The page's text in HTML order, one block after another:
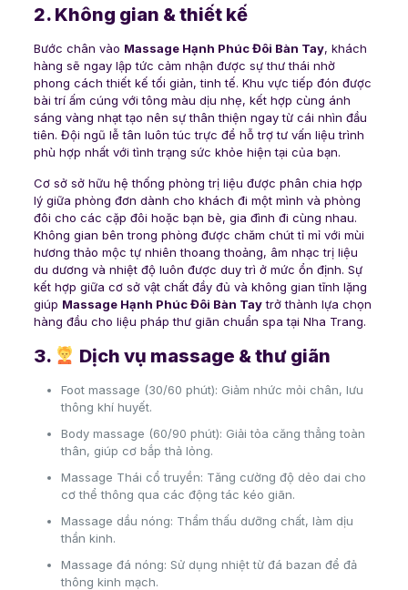
2. Không gian & thiết kế
Bước chân vào Massage Hạnh Phúc Đôi Bàn Tay, khách
hàng sẽ ngay lập tức cảm nhận được sự thư thái nhờ
phong cách thiết kế tối giản, tinh tế. Khu vực tiếp đón được
bài trí ấm cúng với tông màu dịu nhẹ, kết hợp cùng ánh
sáng vàng nhạt tạo nên sự thân thiện ngay từ cái nhìn đầu
tiên. Đội ngũ lễ tân luôn túc trực để hỗ trợ tư vấn liệu trình
phù hợp nhất với tình trạng sức khỏe hiện tại của bạn.
Cơ sở sở hữu hệ thống phòng trị liệu được phân chia hợp
lý giữa phòng đơn dành cho khách đi một mình và phòng
đôi cho các cặp đôi hoặc bạn bè, gia đình đi cùng nhau.
Không gian bên trong phòng được chăm chút tỉ mỉ với mùi
hương thảo mộc tự nhiên thoang thoảng, âm nhạc trị liệu
du dương và nhiệt độ luôn được duy trì ở mức ổn định. Sự
kết hợp giữa cơ sở vật chất đầy đủ và không gian tĩnh lặng
giúp Massage Hạnh Phúc Đôi Bàn Taytrở thành lựa chọn
hàng đầu cho liệu pháp thư giãn chuẩn spa tại Nha Trang.
3. Dịch vụ massage & thư giãn
Foot massage (30/60 phút): Giảm nhức mỏi chân, lưu
thông khí huyết.
Body massage (60/90 phút): Giải tỏa căng thẳng toàn
thân, giúp cơ bắp thả lỏng.
Massage Thái cổ truyền: Tăng cường độ dẻo dai cho
cơ thể thông qua các động tác kéo giãn.
Massage dầu nóng: Thẩm thấu dưỡng chất, làm dịu
thần kinh.
Massage đá nóng: Sử dụng nhiệt từ đá bazan để đả
thông kinh mạch.